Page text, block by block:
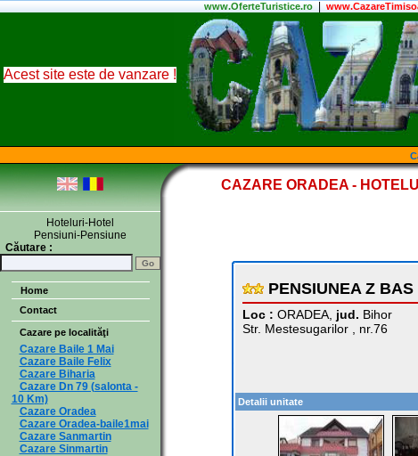
www.OferteTuristice.ro|
Acest site este de vanzare !
Hoteluri-Hotel
Pensiuni-Pensiune
Căutare :
Home
Contact
Cazare pe localităţi
Cazare Baile 1 Mai
Cazare Baile Felix
Cazare Biharia
Cazare Dn 79 (salonta -
10 Km)
Cazare Oradea
Cazare Oradea-baile1mai
Cazare Sanmartin
Cazare Sinmartin
CAZARE ORADEA -
PENSIUNEA Z BAS
Loc : ORADEA, jud. Bihor
Str. Mestesugarilor , nr.76
Detalii unitate